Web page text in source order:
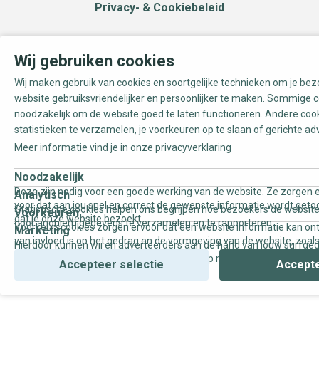
Privacy- & Cookiebeleid
Wij gebruiken cookies
Wij maken gebruik van cookies en soortgelijke technieken om je
website gebruiksvriendelijker en persoonlijker te maken. Sommige
noodzakelijk om de website goed te laten functioneren. Andere
statistieken te verzamelen, je voorkeuren op te slaan of gerichte
Meer informatie vind je in onze privacyverklaring
Noodzakelijk
Deze zijn nodig voor een goede werking van de website. Ze zorgen
voor dat aan jou snel en correct de gewenste informatie wordt
dat je onze website bezoekt.
Analytisch
Statistische cookies helpen ons begrijpen hoe bezoekers de
door anoniem gegevens te verzamelen en te rapporteren.
Voorkeuren
Voorkeurscookies zorgen ervoor dat een website informatie kan
van invloed is op het gedrag en de vormgeving van de website,
Marketing
Hierdoor kunnen wij en adverteerders aan de hand van jouw
gepersonaliseerde online advertenties en op maat gemaakte
Accepteer selectie